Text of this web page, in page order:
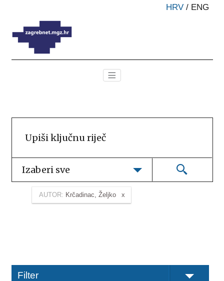
HRV / ENG
Izaberi sve
AUTOR: Krčadinac, Željko
Filter